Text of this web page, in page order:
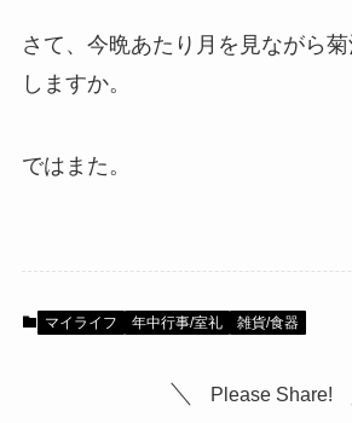
さて、今晩あたり月を見ながら
しますか。
ではまた。
マイライフ 年中行事/室礼 雑貨/食器
Please Share!